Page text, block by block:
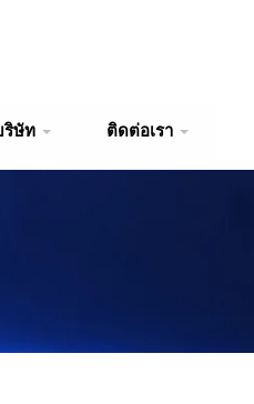
ริษัท ติดต่อเรา